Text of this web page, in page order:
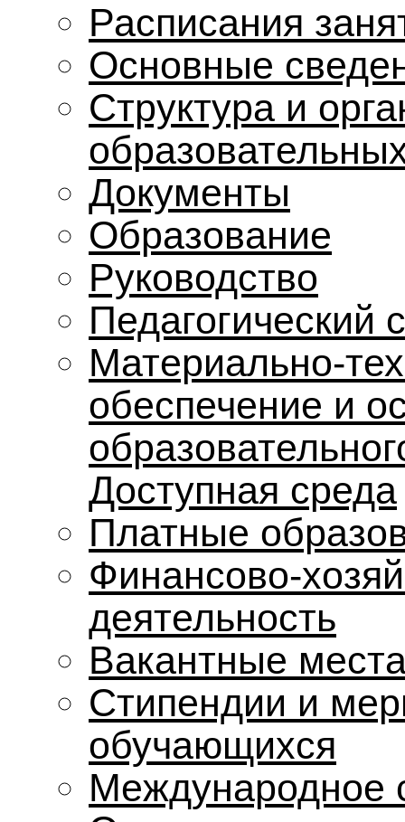
Расписания
Основные
Структура и
Документы
Образование
Руководство
Педагогический
Материально-
обеспечение и
Доступная среда
Платные
Финансово-
деятельность
Вакантные
Стипендии и
обучающихся
Международное